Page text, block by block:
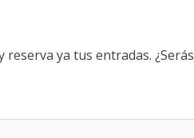
ya tus entradas. ¿Serás